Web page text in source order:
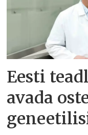
Eesti
avada